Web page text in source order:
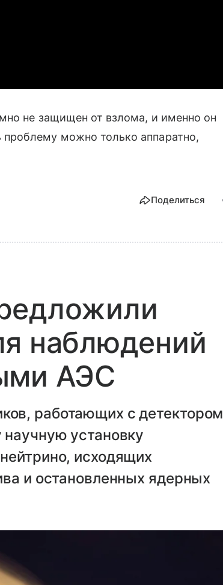
не защищен от взлома, и именно он
можно только аппаратно,
Поделиться
наблюдений
АЭС
работающих с детектором
установку
исходящих
и остановленных ядерных